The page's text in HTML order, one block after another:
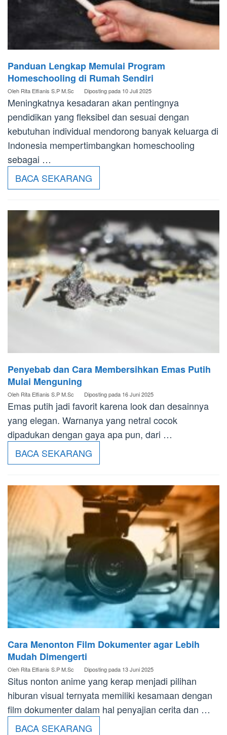
Panduan Lengkap Memulai Program
Homeschooling di Rumah Sendiri
Oleh Rita Elfianis S.P M.Sc Diposting pada 10 Juli 2025
Meningkatnya kesadaran akan pentingnya
pendidikan yang fleksibel dan sesuai dengan
kebutuhan individual mendorong banyak keluarga di
Indonesia mempertimbangkan homeschooling
sebagai …
BACA SEKARANG
Penyebab dan Cara Membersihkan Emas Putih
Mulai Menguning
Oleh Rita Elfianis S.P M.Sc Diposting pada 16 Juni 2025
Emas putih jadi favorit karena look dan desainnya
yang elegan. Warnanya yang netral cocok
dipadukan dengan gaya apa pun, dari …
BACA SEKARANG
Cara Menonton Film Dokumenter agar Lebih
Mudah Dimengerti
Oleh Rita Elfianis S.P M.Sc Diposting pada 13 Juni 2025
Situs nonton anime yang kerap menjadi pilihan
hiburan visual ternyata memiliki kesamaan dengan
film dokumenter dalam hal penyajian cerita dan …
BACA SEKARANG